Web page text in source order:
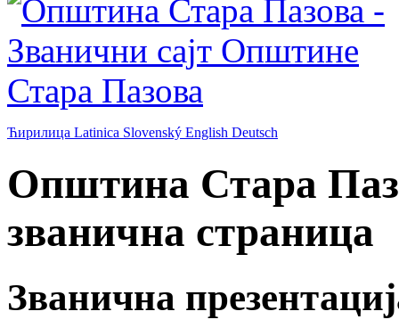
Ћирилица Latinica Slovenský English Deutsch
Општина Стара
званична страница
Званична